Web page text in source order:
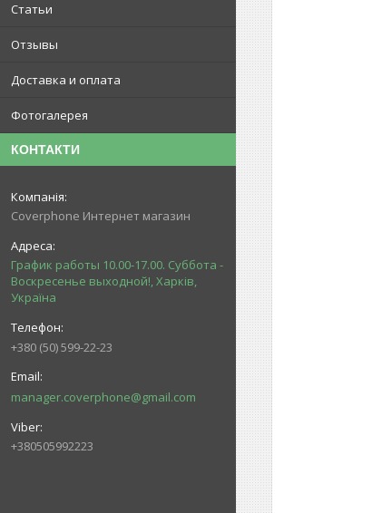
Статьи
Отзывы
Доставка и оплата
Фотогалерея
КОНТАКТИ
Coverphone Интернет магазин
График работы 10.00-17.00. Суббота -
Воскресенье выходной!, Харків,
Україна
+380 (50) 599-22-23
manager.coverphone@gmail.com
+380505992223